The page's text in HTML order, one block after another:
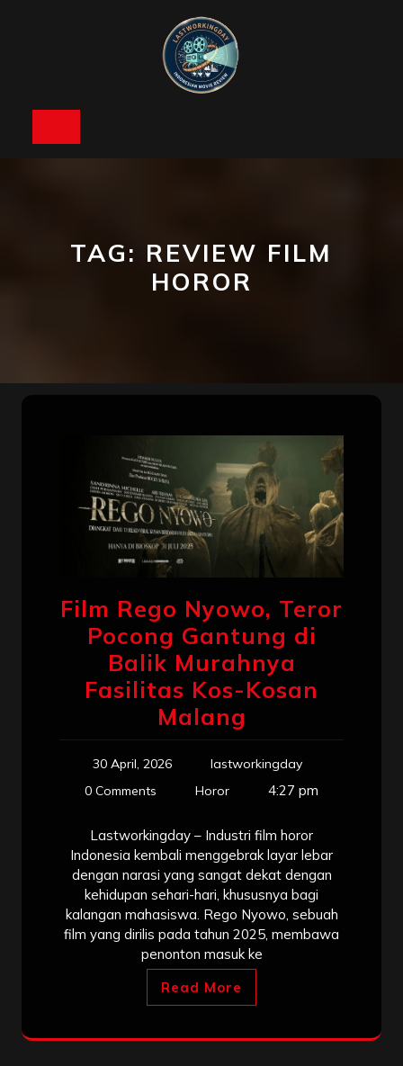
TAG: REVIEW FILM
HOROR
Film Rego Nyowo, Teror
Pocong Gantung di
Balik Murahnya
Fasilitas Kos-Kosan
Malang
30 April, 2026
lastworkingday
0 Comments
Horor 4:27 pm
Lastworkingday – Industri film horor
Indonesia kembali menggebrak layar lebar
dengan narasi yang sangat dekat dengan
kehidupan sehari-hari, khususnya bagi
kalangan mahasiswa. Rego Nyowo, sebuah
film yang dirilis pada tahun 2025, membawa
penonton masuk ke
Read More